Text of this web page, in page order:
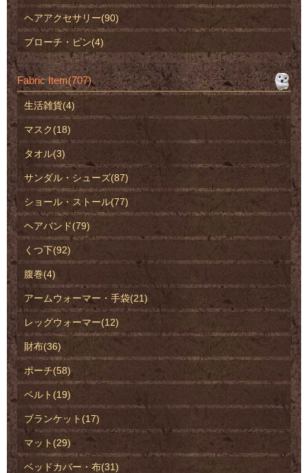
ヘアアクセサリー(90)
ブローチ・ピン(4)
Fabric Item(707)
生活雑貨(4)
マスク(18)
タオル(3)
サンダル・シューズ(87)
ショール・ストール(77)
ヘアバンド(79)
くつ下(92)
腹巻(4)
アームウォーマー・手袋(21)
レッグウォーマー(12)
財布(36)
ポーチ(58)
ベルト(19)
ブランケット(17)
マット(29)
ベッドカバー・布(31)